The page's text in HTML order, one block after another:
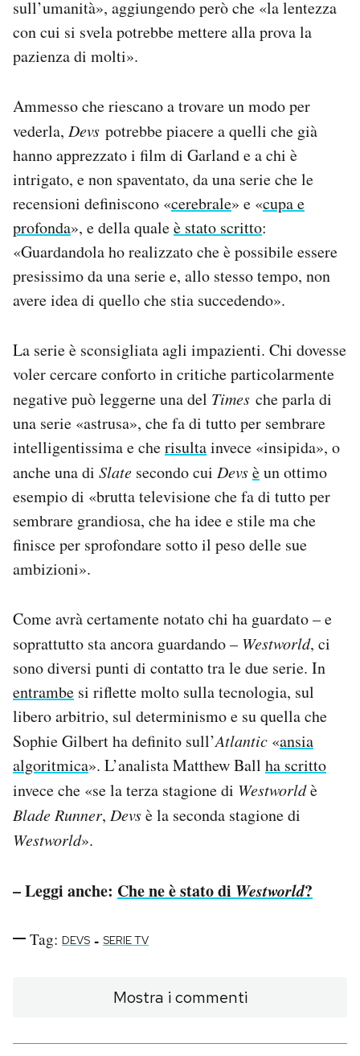
sull’umanità», aggiungendo però che «la lentezza
con cui si svela potrebbe mettere alla prova la
pazienza di molti».
Ammesso che riescano a trovare un modo per
vederla, Devs potrebbe piacere a quelli che già
hanno apprezzato i film di Garland e a chi è
intrigato, e non spaventato, da una serie che le
recensioni definiscono «cerebrale» e «cupa e
profonda», e della qualeè stato scritto:
«Guardandola ho realizzato che è possibile essere
presissimo da una serie e, allo stesso tempo, non
avere idea di quello che stia succedendo».
La serie è sconsigliata agli impazienti. Chi dovesse
voler cercare conforto in critiche particolarmente
negative può leggerne una del Times che parla di
una serie «astrusa», che fa di tutto per sembrare
intelligentissima e cherisultainvece «insipida», o
anche una di Slate secondo cui Devsèun ottimo
esempio di «brutta televisione che fa di tutto per
sembrare grandiosa, che ha idee e stile ma che
finisce per sprofondare sotto il peso delle sue
ambizioni».
Come avrà certamente notato chi ha guardato – e
soprattutto sta ancora guardando – Westworld, ci
sono diversi punti di contatto tra le due serie. In
entrambe si riflette molto sulla tecnologia, sul
libero arbitrio, sul determinismo e su quella che
Sophie Gilbert ha definito sull’Atlantic «ansia
algoritmica». L’analista Matthew Ball ha scritto
invece che «se la terza stagione di Westworldè
Blade Runner, Devsè la seconda stagione di
Westworld».
– Leggi anche: Che ne è stato di Westworld?
Tag: DEVS - SERIE TV
Mostra i commenti